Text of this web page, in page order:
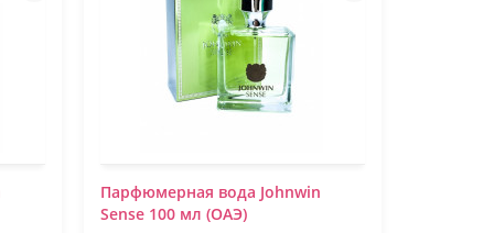
Парфюмерная вода Johnwin
Sense 100 мл (ОАЭ)